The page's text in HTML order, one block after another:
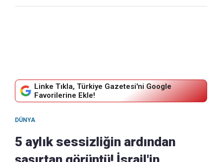
Linke Tıkla, Türkiye Gazetesi'ni Google
Favorilerine Ekle!
DÜNYA
5 aylık sessizliğin ardından